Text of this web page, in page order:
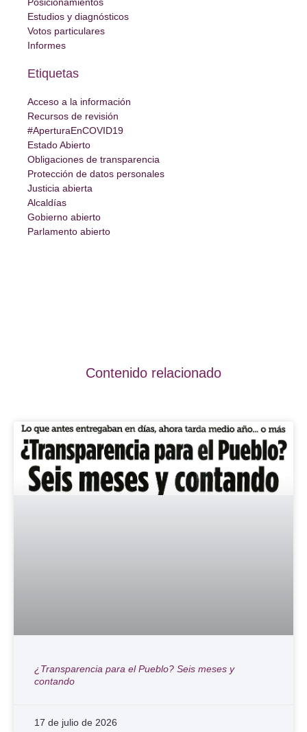
Posicionamientos
Estudios y diagnósticos
Votos particulares
Informes
Etiquetas
Acceso a la información
Recursos de revisión
#AperturaEnCOVID19
Estado Abierto
Obligaciones de transparencia
Protección de datos personales
Justicia abierta
Alcaldías
Gobierno abierto
Parlamento abierto
Contenido relacionado
¿Transparencia para el Pueblo? Seis meses y
contando
17 de julio de 2026